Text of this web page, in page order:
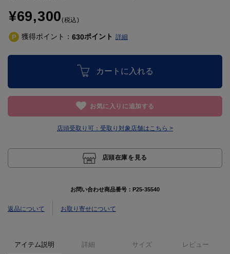
¥69,300(税込)
獲得ポイント： 630ポイント 詳細
カートに入れる
お気に入りに追加する
店頭受取り可： 受取り対象店舗はこちら >
店頭在庫を見る
お問い合わせ商品番号： P25-35540
返品について お取り寄せについて
アイテム説明 詳細 サイズ レビュー